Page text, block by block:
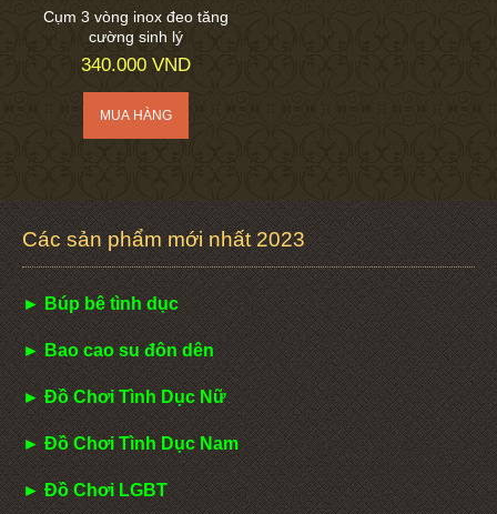
Cụm 3 vòng inox đeo tăng
cường sinh lý
340.000 VND
Các sản phẩm mới nhất 2023
► Búp bê tình dục
► Bao cao su đôn dên
► Đồ Chơi Tình Dục Nữ
► Đồ Chơi Tình Dục Nam
► Đồ Chơi LGBT